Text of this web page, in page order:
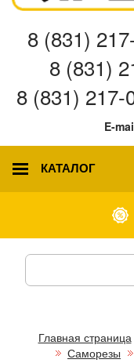
8 (831)
8 (831)
8 (831) 217-
E-
КАТАЛОГ
Главная страница
Саморезы